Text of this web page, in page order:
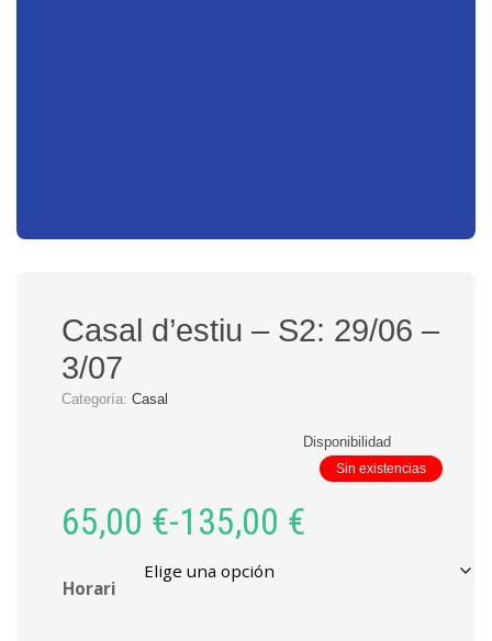
Casal d’estiu – S2: 29/06 –
3/07
Categoría: Casal
Disponibilidad
Sin existencias
65,00 €-135,00 €
Horari